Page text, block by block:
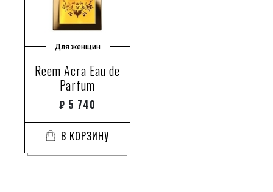
Для женщин
Reem Acra Eau de
Parfum
₽ 5 740
В КОРЗИНУ